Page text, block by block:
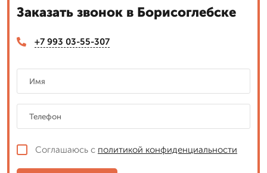
Заказать звонок в Борисоглебске
+7 993 03-55-307
Соглашаюсь с политикой конфиденциальности